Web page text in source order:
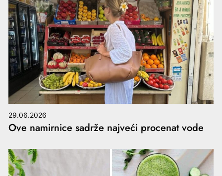
29.06.2026
Ove namirnice sadrže najveći procenat vode